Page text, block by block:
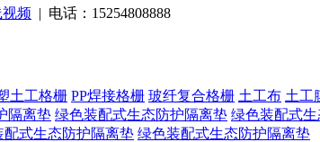
频 | 电话：15254808888
土工格栅 PP焊接格栅 玻纤复合格栅 土工布 土工
隔离垫 绿色装配式生态防护隔离垫 绿色装配式
配式生态防护隔离垫 绿色装配式生态防护隔离垫